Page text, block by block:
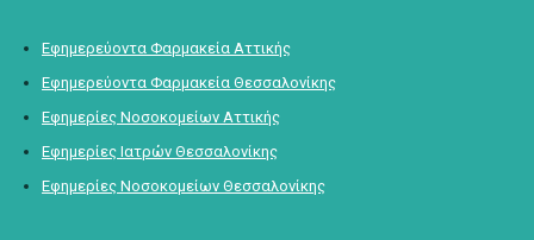
Εφημερεύοντα Φαρμακεία Αττικής
Εφημερεύοντα Φαρμακεία Θεσσαλονίκης
Εφημερίες Νοσοκομείων Αττικής
Εφημερίες Ιατρών Θεσσαλονίκης
Εφημερίες Νοσοκομείων Θεσσαλονίκης